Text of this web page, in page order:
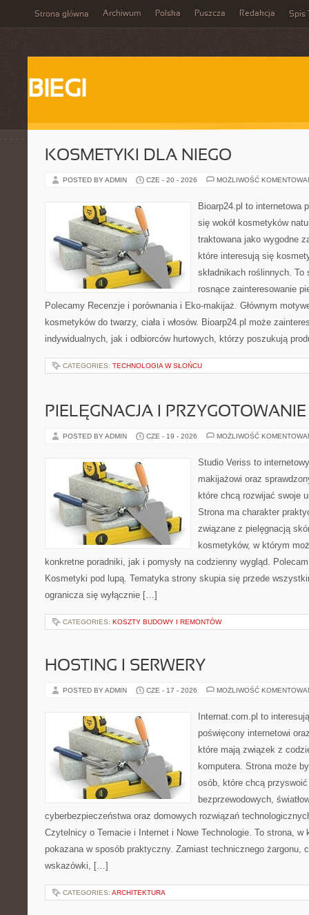
Strona główna Archiwum Polska Puszcza Redakcja Spis
BIEGI
KOSMETYKI DLA NIEGO
POSTED BY ADMIN CZE - 20 - 2026 MOŻLIWOŚĆ
Bioarp24.pl to internetowa
się wokół kosmetyków
traktowana jako wygodne
które interesują się
składnikach roślinnych.
rosnące zainteresowanie
Polecamy Recenzje i porównania i Eko-makijaż. Głównym
kosmetyków do twarzy, ciała i włosów. Bioarp24.pl może
indywidualnych, jak i odbiorców hurtowych, którzy poszukują
CATEGORIES: TECHNOLOGIA W SŁOŃCU
PIELĘGNACJA I
POSTED BY ADMIN CZE - 19 - 2026 MOŻLIWOŚĆ
Studio Veriss to
makijażowi oraz
które chcą rozwijać swoje
Strona ma charakter
związane z pielęgnacją
kosmetyków, w którym
konkretne poradniki, jak i pomysły na codzienny wygląd.
Kosmetyki pod lupą. Tematyka strony skupia się przede
ogranicza się wyłącznie […]
CATEGORIES: KOSZTY BUDOWY I REMONTÓW
HOSTING I SERWERY
POSTED BY ADMIN CZE - 17 - 2026 MOŻLIWOŚĆ
Internat.com.pl to
poświęcony internetowi
które mają związek z
komputera. Strona może
osób, które chcą
bezprzewodowych,
cyberbezpieczeństwa oraz domowych rozwiązań
Czytelnicy o Temacie i Internet i Nowe Technologie. To strona, w
pokazana w sposób praktyczny. Zamiast technicznego żargonu,
wskazówki, […]
CATEGORIES: ARCHITEKTURA